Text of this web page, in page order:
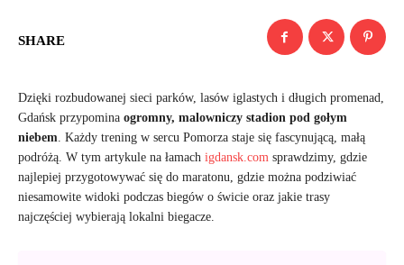
SHARE
Dzięki rozbudowanej sieci parków, lasów iglastych i długich promenad,
Gdańsk przypomina ogromny, malowniczy stadion pod gołym
niebem. Każdy trening w sercu Pomorza staje się fascynującą, małą
podróżą. W tym artykule na łamach igdansk.com sprawdzimy, gdzie
najlepiej przygotowywać się do maratonu, gdzie można podziwiać
niesamowite widoki podczas biegów o świcie oraz jakie trasy
najczęściej wybierają lokalni biegacze.